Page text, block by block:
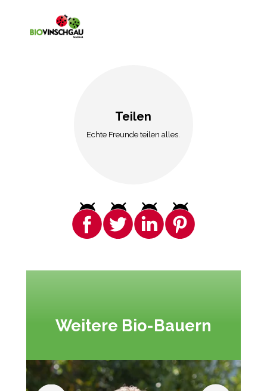
Teilen
Echte Freunde teilen alles.
Weitere Bio-Bauern